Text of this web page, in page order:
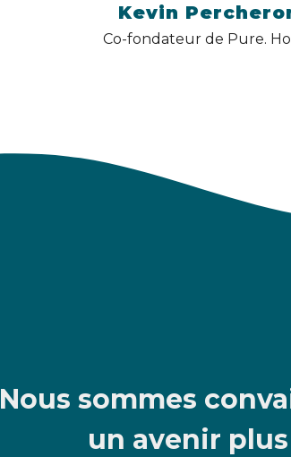
Kevin
Co-fondateur de Pure.
Nous sommes
un avenir